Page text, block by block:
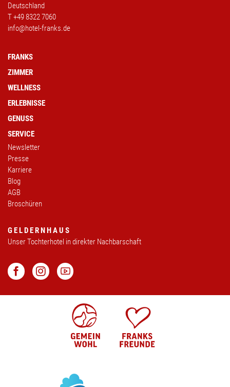
Deutschland
T+49 8322 7060
info@hotel-franks.de
FRANKS
ZIMMER
WELLNESS
ERLEBNISSE
GENUSS
SERVICE
Newsletter
Presse
Karriere
Blog
AGB
Broschüren
GELDERNHAUS
Unser Tochterhotel in direkter Nachbarschaft